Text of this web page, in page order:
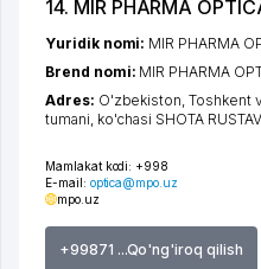
14. MIR PHARMA
Mamlakat kodi: +998
E-mail: optica@mpo.uz
mpo.uz
+99871 ...Qo'ng'iroq qilish
Yuridik nomi: MIR PHARMA
Brend nomi: MIR PHARMA
Adres: O'zbekiston,Toshkent
tumani ko'chasi SHOTA